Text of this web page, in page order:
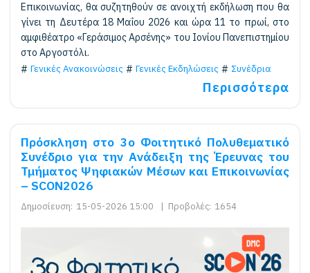
Επικοινωνίας, θα συζητηθούν σε ανοιχτή εκδήλωση που θα
γίνει τη Δευτέρα 18 Μαΐου 2026 και ώρα 11 το πρωί, στο
αμφιθέατρο «Γεράσιμος Αρσένης» του Ιονίου Πανεπιστημίου
στο Αργοστόλι.
Γενικές Ανακοινώσεις
Γενικές Εκδηλώσεις Συνέδρια
Περισσότερα
Πρόσκληση στο 3ο Φοιτητικό Πολυθεματικό
Συνέδριο για την Ανάδειξη της Έρευνας του
Τμήματος Ψηφιακών Μέσων και Επικοινωνίας
– SCON2026
Δημοσίευση: 15-05-2026 15:00 | Προβολές: 1654